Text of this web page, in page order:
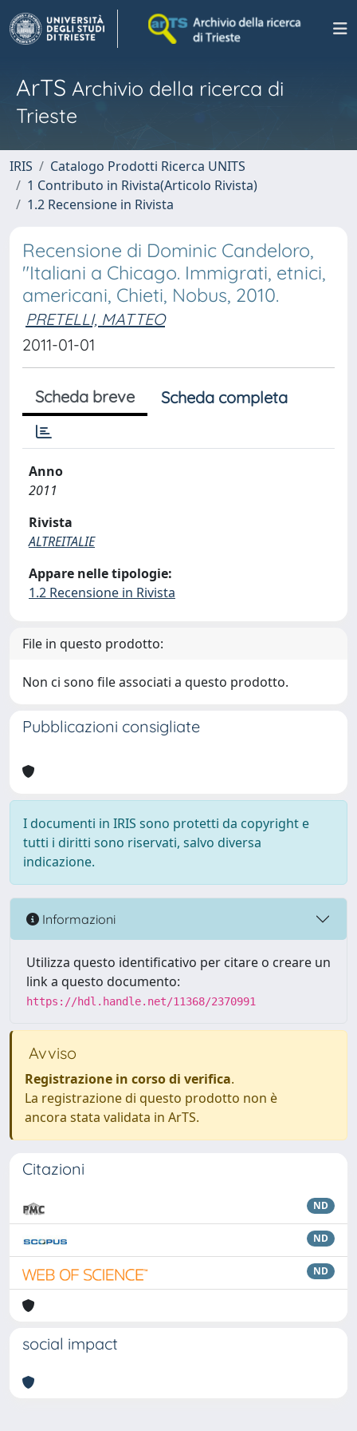
ArTS Archivio della ricerca di
Trieste
IRIS
Catalogo Prodotti Ricerca UNITS
1 Contributo in Rivista(Articolo Rivista)
1.2 Recensione in Rivista
Recensione di Dominic Candeloro,
"Italiani a Chicago. Immigrati, etnici,
americani, Chieti, Nobus, 2010.
PRETELLI, MATTEO
2011-01-01
Scheda breve Scheda completa
Anno
2011
Rivista
ALTREITALIE
Appare nelle tipologie:
1.2 Recensione in Rivista
File in questo prodotto:
Non ci sono file associati a questo prodotto.
Pubblicazioni consigliate
I documenti in IRIS sono protetti da copyright e
tutti i diritti sono riservati, salvo diversa
indicazione.
Informazioni
Utilizza questo identificativo per citare o creare un
link a questo documento:
https://hdl.handle.net/11368/2370991
Avviso
Registrazione in corso di verifica.
La registrazione di questo prodotto non è
ancora stata validata in ArTS.
Citazioni
ND
ND
ND
social impact